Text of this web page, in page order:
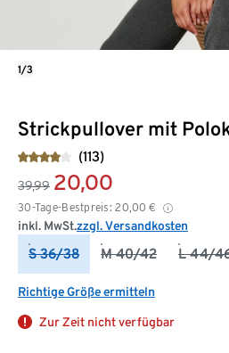
Strickpullover mit
(113)
39,99 20,00
30-Tage-Bestpreis: 20,00 €
inkl. MwSt.zzgl. Versandkosten
S 36/38 M 40/42 L 44/
Richtige Größe ermitteln
Zur Zeit nicht verfügbar
1/3